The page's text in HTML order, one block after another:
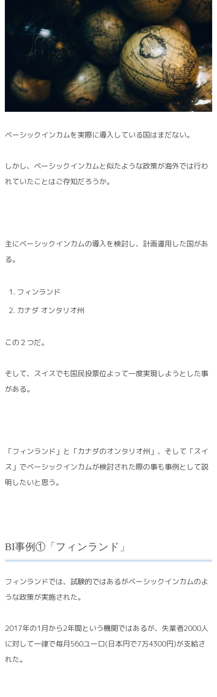
ベーシックインカムを実際に導入している国はまだない。
しかし、ベーシックインカムと似たような政策が海外では行わ
れていたことはご存知だろうか。
主にベーシックインカムの導入を検討し、計画運用した国があ
る。
フィンランド
カナダ オンタリオ州
この２つだ。
そして、スイスでも国民投票位よって一度実現しようとした事
がある。
「フィンランド」と「カナダのオンタリオ州」、そして「スイ
ス」でベーシックインカムが検討された際の事も事例として説
明したいと思う。
BI事例①「フィンランド」
フィンランドでは、試験的ではあるがベーシックインカムのよ
うな政策が実施された。
2017年の1月から2年間という機関ではあるが、失業者2000人
に対して一律で毎月560ユーロ(日本円で7万4300円)が支給さ
れた。